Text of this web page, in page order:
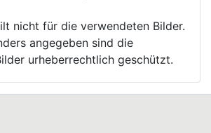
nicht für die verwendeten Bilder.
angegeben sind die
urheberrechtlich geschützt.